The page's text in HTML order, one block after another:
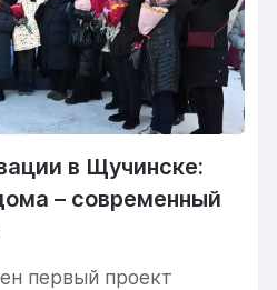
в Щучинске:
– современный
первый проект